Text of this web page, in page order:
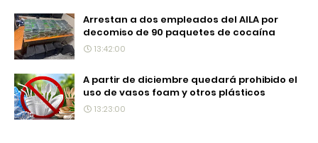
Arrestan a dos empleados del AILA por
decomiso de 90 paquetes de cocaína
13:42:00
A partir de diciembre quedará prohibido el
uso de vasos foam y otros plásticos
13:23:00